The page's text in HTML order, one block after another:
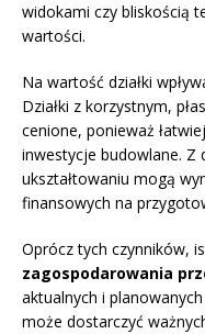
widokami czy bliskością
wartości.
Na wartość działki
Działki z korzystnym,
cenione, ponieważ
inwestycje budowlane. Z
ukształtowaniu mogą
finansowych na
Oprócz tych czynników,
zagospodarowania
aktualnych i
może dostarczyć